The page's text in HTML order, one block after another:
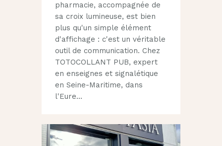
pharmacie, accompagnée de
sa croix lumineuse, est bien
plus qu'un simple élément
d'affichage : c'est un véritable
outil de communication. Chez
TOTOCOLLANT PUB, expert
en enseignes et signalétique
en Seine-Maritime, dans
l'Eure…